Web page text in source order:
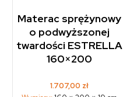
Materac sprężynowy
o podwyższonej
twardości ESTRELLA
160×200
1.707,00 zł